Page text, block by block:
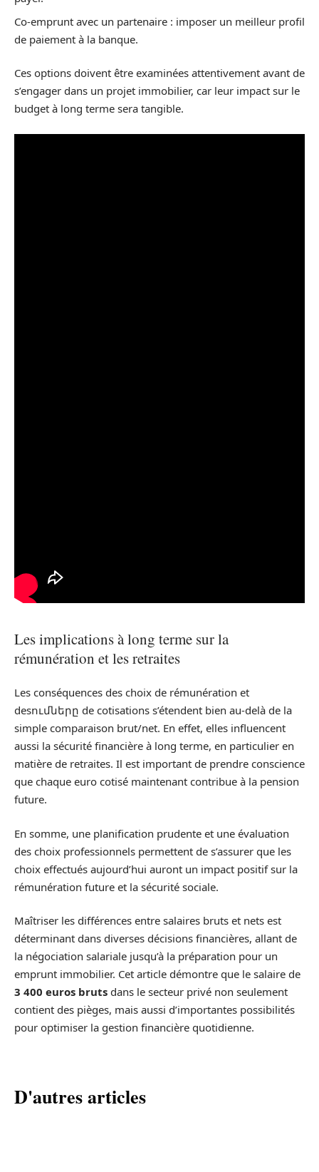
Co-emprunt avec un partenaire : imposer un meilleur profil
de paiement à la banque.
Ces options doivent être examinées attentivement avant de
s’engager dans un projet immobilier, car leur impact sur le
budget à long terme sera tangible.
Les implications à long terme sur la
rémunération et les retraites
Les conséquences des choix de rémunération et
desումները de cotisations s’étendent bien au-delà de la
simple comparaison brut/net. En effet, elles influencent
aussi la sécurité financière à long terme, en particulier en
matière de retraites. Il est important de prendre conscience
que chaque euro cotisé maintenant contribue à la pension
future.
En somme, une planification prudente et une évaluation
des choix professionnels permettent de s’assurer que les
choix effectués aujourd’hui auront un impact positif sur la
rémunération future et la sécurité sociale.
Maîtriser les différences entre salaires bruts et nets est
déterminant dans diverses décisions financières, allant de
la négociation salariale jusqu’à la préparation pour un
emprunt immobilier. Cet article démontre que le salaire de
3 400 euros bruts dans le secteur privé non seulement
contient des pièges, mais aussi d’importantes possibilités
pour optimiser la gestion financière quotidienne.
D'autres articles